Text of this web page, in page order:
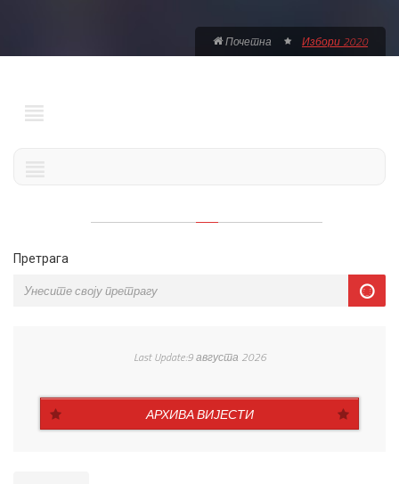
Почетна Избори 2020
Претрага
Last Update:9 августа 2026
АРХИВА ВИЈЕСТИ